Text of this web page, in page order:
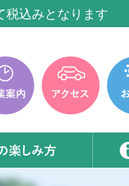
で休館いたします。